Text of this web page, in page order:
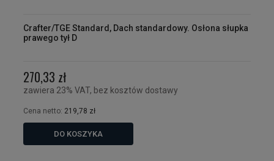
Crafter/TGE Standard, Dach standardowy. Osłona słupka
prawego tył D
270,33 zł
zawiera 23% VAT, bez kosztów dostawy
Cena netto: 219,78 zł
DO KOSZYKA